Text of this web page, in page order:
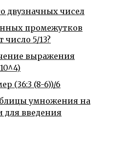
двузначных чисел
промежутков
5/13?
выражения
(36:3 (8-6))/6
умножения на
для введения